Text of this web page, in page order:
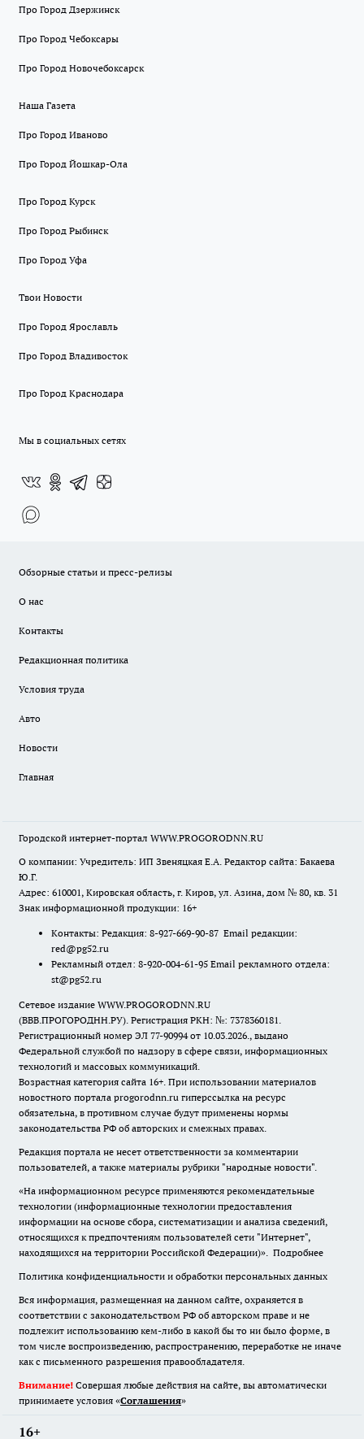
Про Город Дзержинск
Про Город Чебоксары
Про Город Новочебоксарск
Наша Газета
Про Город Иваново
Про Город Йошкар-Ола
Про Город Курск
Про Город Рыбинск
Про Город Уфа
Твои Новости
Про Город Ярославль
Про Город Владивосток
Про Город Краснодара
Мы в социальных сетях
Обзорные статьи и пресс-релизы
О нас
Контакты
Редакционная политика
Условия труда
Авто
Новости
Главная
Городской интернет-портал WWW.PROGORODNN.RU
О компании: Учредитель: ИП Звеняцкая Е.А. Редактор сайта: Бакаева
Ю.Г.
Адрес: 610001, Кировская область, г. Киров, ул. Азина, дом № 80, кв. 31
Знак информационной продукции: 16+
Контакты: Редакция: 8-927-669-90-87 Email редакции:
red@pg52.ru
Рекламный отдел: 8-920-004-61-95 Email рекламного отдела:
st@pg52.ru
Сетевое издание WWW.PROGORODNN.RU
(ВВВ.ПРОГОРОДНН.РУ). Регистрация РКН: №: 7378360181.
Регистрационный номер ЭЛ 77-90994 от 10.03.2026., выдано
Федеральной службой по надзору в сфере связи, информационных
технологий и массовых коммуникаций.
Возрастная категория сайта 16+. При использовании материалов
новостного портала progorodnn.ru гиперссылка на ресурс
обязательна, в противном случае будут применены нормы
законодательства РФ об авторских и смежных правах.
Редакция портала не несет ответственности за комментарии
пользователей, а также материалы рубрики "народные новости".
«На информационном ресурсе применяются рекомендательные
технологии (информационные технологии предоставления
информации на основе сбора, систематизации и анализа сведений,
относящихся к предпочтениям пользователей сети "Интернет",
находящихся на территории Российской Федерации)». Подробнее
Политика конфиденциальности и обработки персональных данных
Вся информация, размещенная на данном сайте, охраняется в
соответствии с законодательством РФ об авторском праве и не
подлежит использованию кем-либо в какой бы то ни было форме, в
том числе воспроизведению, распространению, переработке не иначе
как с письменного разрешения правообладателя.
Внимание! Совершая любые действия на сайте, вы автоматически
принимаете условия «Cоглашения»
16+